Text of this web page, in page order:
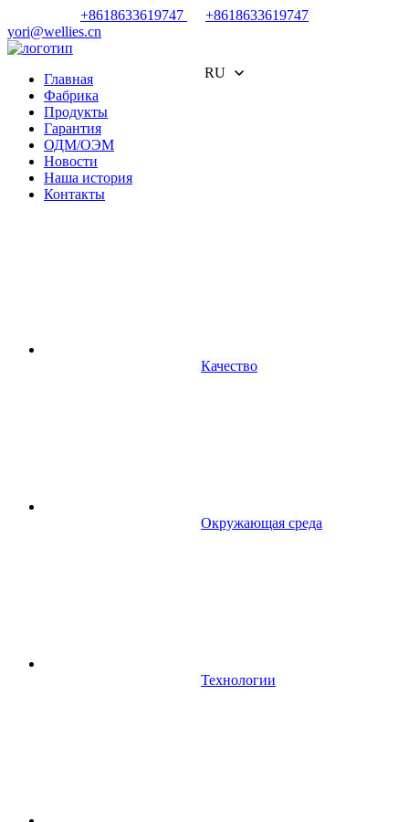
+8618633619747
+8618633619747
yori@wellies.cn
RU
Главная
Фабрика
Продукты
Гарантия
ОДМ/ОЭМ
Новости
Наша история
Контакты
Качество
Окружающая среда
Технологии